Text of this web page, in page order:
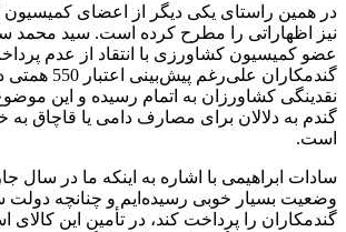
در همین راستای یکی دیگر از اعضای
نیز اظهاراتی را مطرح کرده است. سید محمد
عضو کمیسیون کشاورزی با انتقاد از عدم
گندمکاران
نقدینگی کشاورزان به اتمام رسیده و این
گندم به دلالان برای مصارف دامی یا قاچاق
است.
سادات ابراهیمی با اشاره به اینکه ما در سال
وضعیت بسیار خوبی رسیده‌ایم و چنانچه دولت
گندمکاران را پرداخت کند، در تأمین این کالای